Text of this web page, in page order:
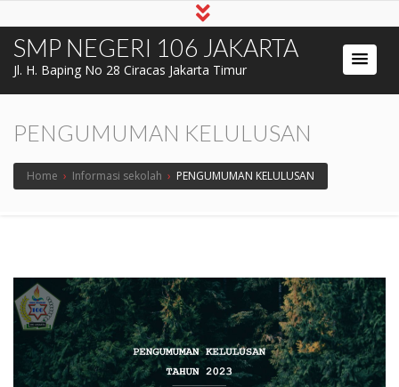
SMP NEGERI 106 JAKARTA
Jl. H. Baping No 28 Ciracas Jakarta Timur
PENGUMUMAN KELULUSAN
Home › Informasi sekolah › PENGUMUMAN KELULUSAN